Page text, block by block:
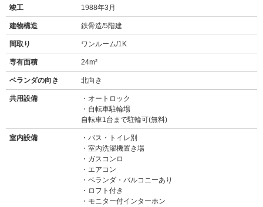
竣工 1988年3月
建物構造 鉄骨造/5階建
間取り ワンルーム/1K
専有面積 24m²
ベランダの向き 北向き
共用設備
オートロック
自転車駐輪場
自転車1台まで駐輪可(無料)
室内設備
バス・トイレ別
室内洗濯機置き場
ガスコンロ
エアコン
ベランダ・バルコニーあり
ロフト付き
モニター付インターホン